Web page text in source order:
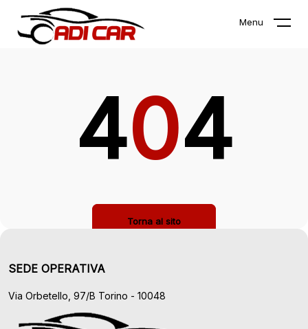
Menu
La pagina che stai cercando non
esiste!
404
Torna al sito
SEDE OPERATIVA
Via Orbetello, 97/B Torino - 10048